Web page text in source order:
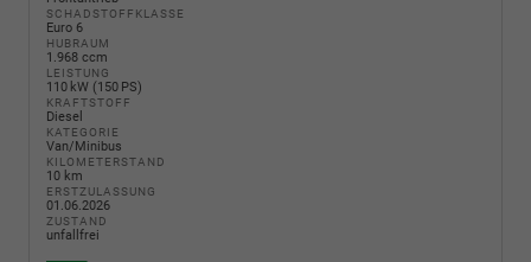
SCHADSTOFFKLASSE
Euro 6
HUBRAUM
1.968 ccm
LEISTUNG
110 kW (150 PS)
KRAFTSTOFF
Diesel
KATEGORIE
Van/Minibus
KILOMETERSTAND
10 km
ERSTZULASSUNG
01.06.2026
ZUSTAND
unfallfrei